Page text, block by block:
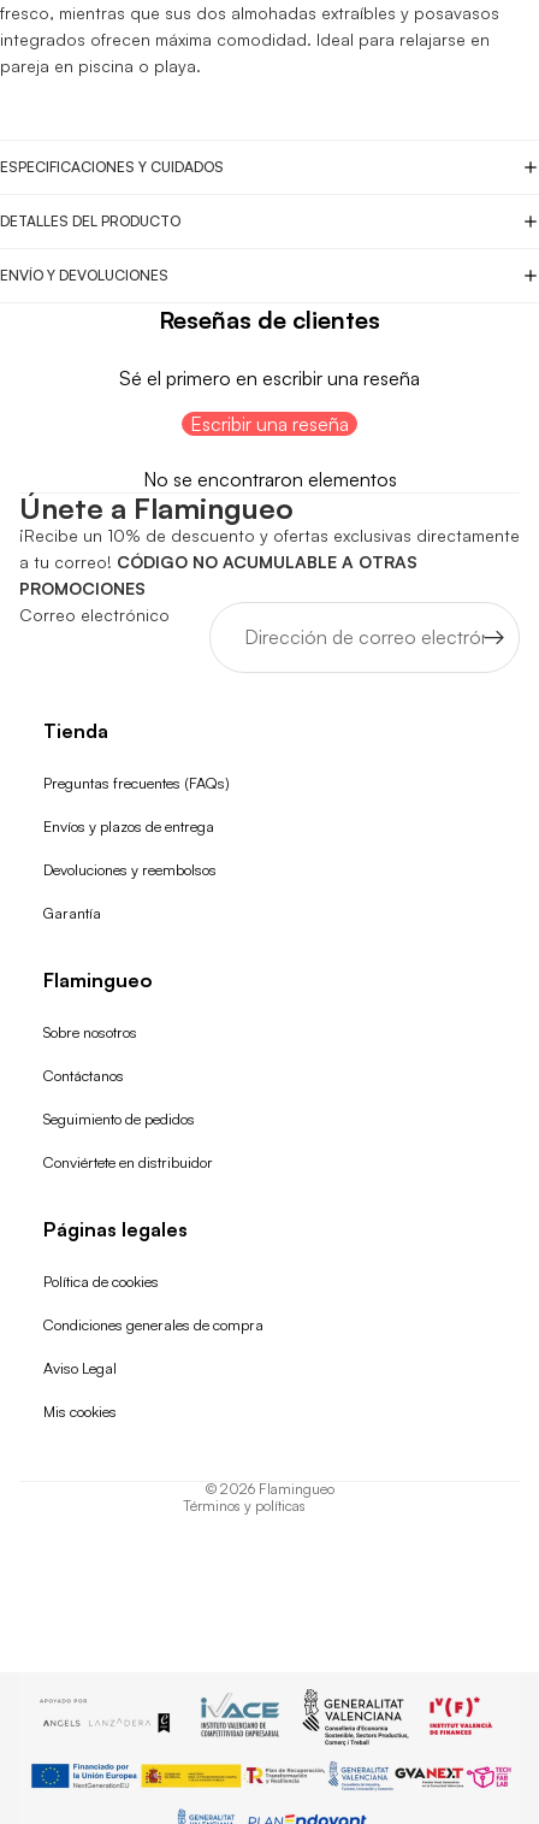
fresco, mientras que sus dos almohadas extraíbles y posavasos
integrados ofrecen máxima comodidad. Ideal para relajarse en
pareja en piscina o playa.
ESPECIFICACIONES Y CUIDADOS
DETALLES DEL PRODUCTO
ENVÍO Y DEVOLUCIONES
Reseñas de clientes
Sé el primero en escribir una reseña
Escribir una reseña
No se encontraron elementos
Únete a Flamingueo
¡Recibe un 10% de descuento y ofertas exclusivas directamente
a tu correo! CÓDIGO NO ACUMULABLE A OTRAS
PROMOCIONES
Correo electrónico
Tienda
Preguntas frecuentes (FAQs)
Envíos y plazos de entrega
Devoluciones y reembolsos
Garantía
Flamingueo
Sobre nosotros
Contáctanos
Seguimiento de pedidos
Conviértete en distribuidor
Páginas legales
Política de cookies
Condiciones generales de compra
Aviso Legal
Mis cookies
© 2026 Flamingueo
Términos y políticas